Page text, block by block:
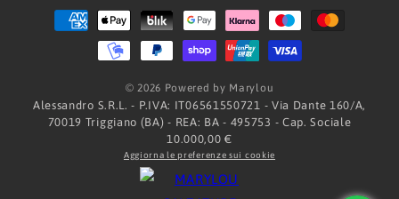
Metodi
di
pagamento
© 2026 Powered by Marylou
Alessandro S.R.L. - P.IVA: IT06561550721 - Via Dante 160/A,
70019 Triggiano (BA) - REA: BA - 495753 - Cap. Sociale
10.000,00 €
Aggiorna le preferenze sui cookie